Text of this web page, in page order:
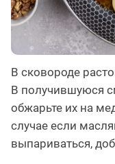
В сковороде
В получившуюся
обжарьте их на
случае если
выпариваться,